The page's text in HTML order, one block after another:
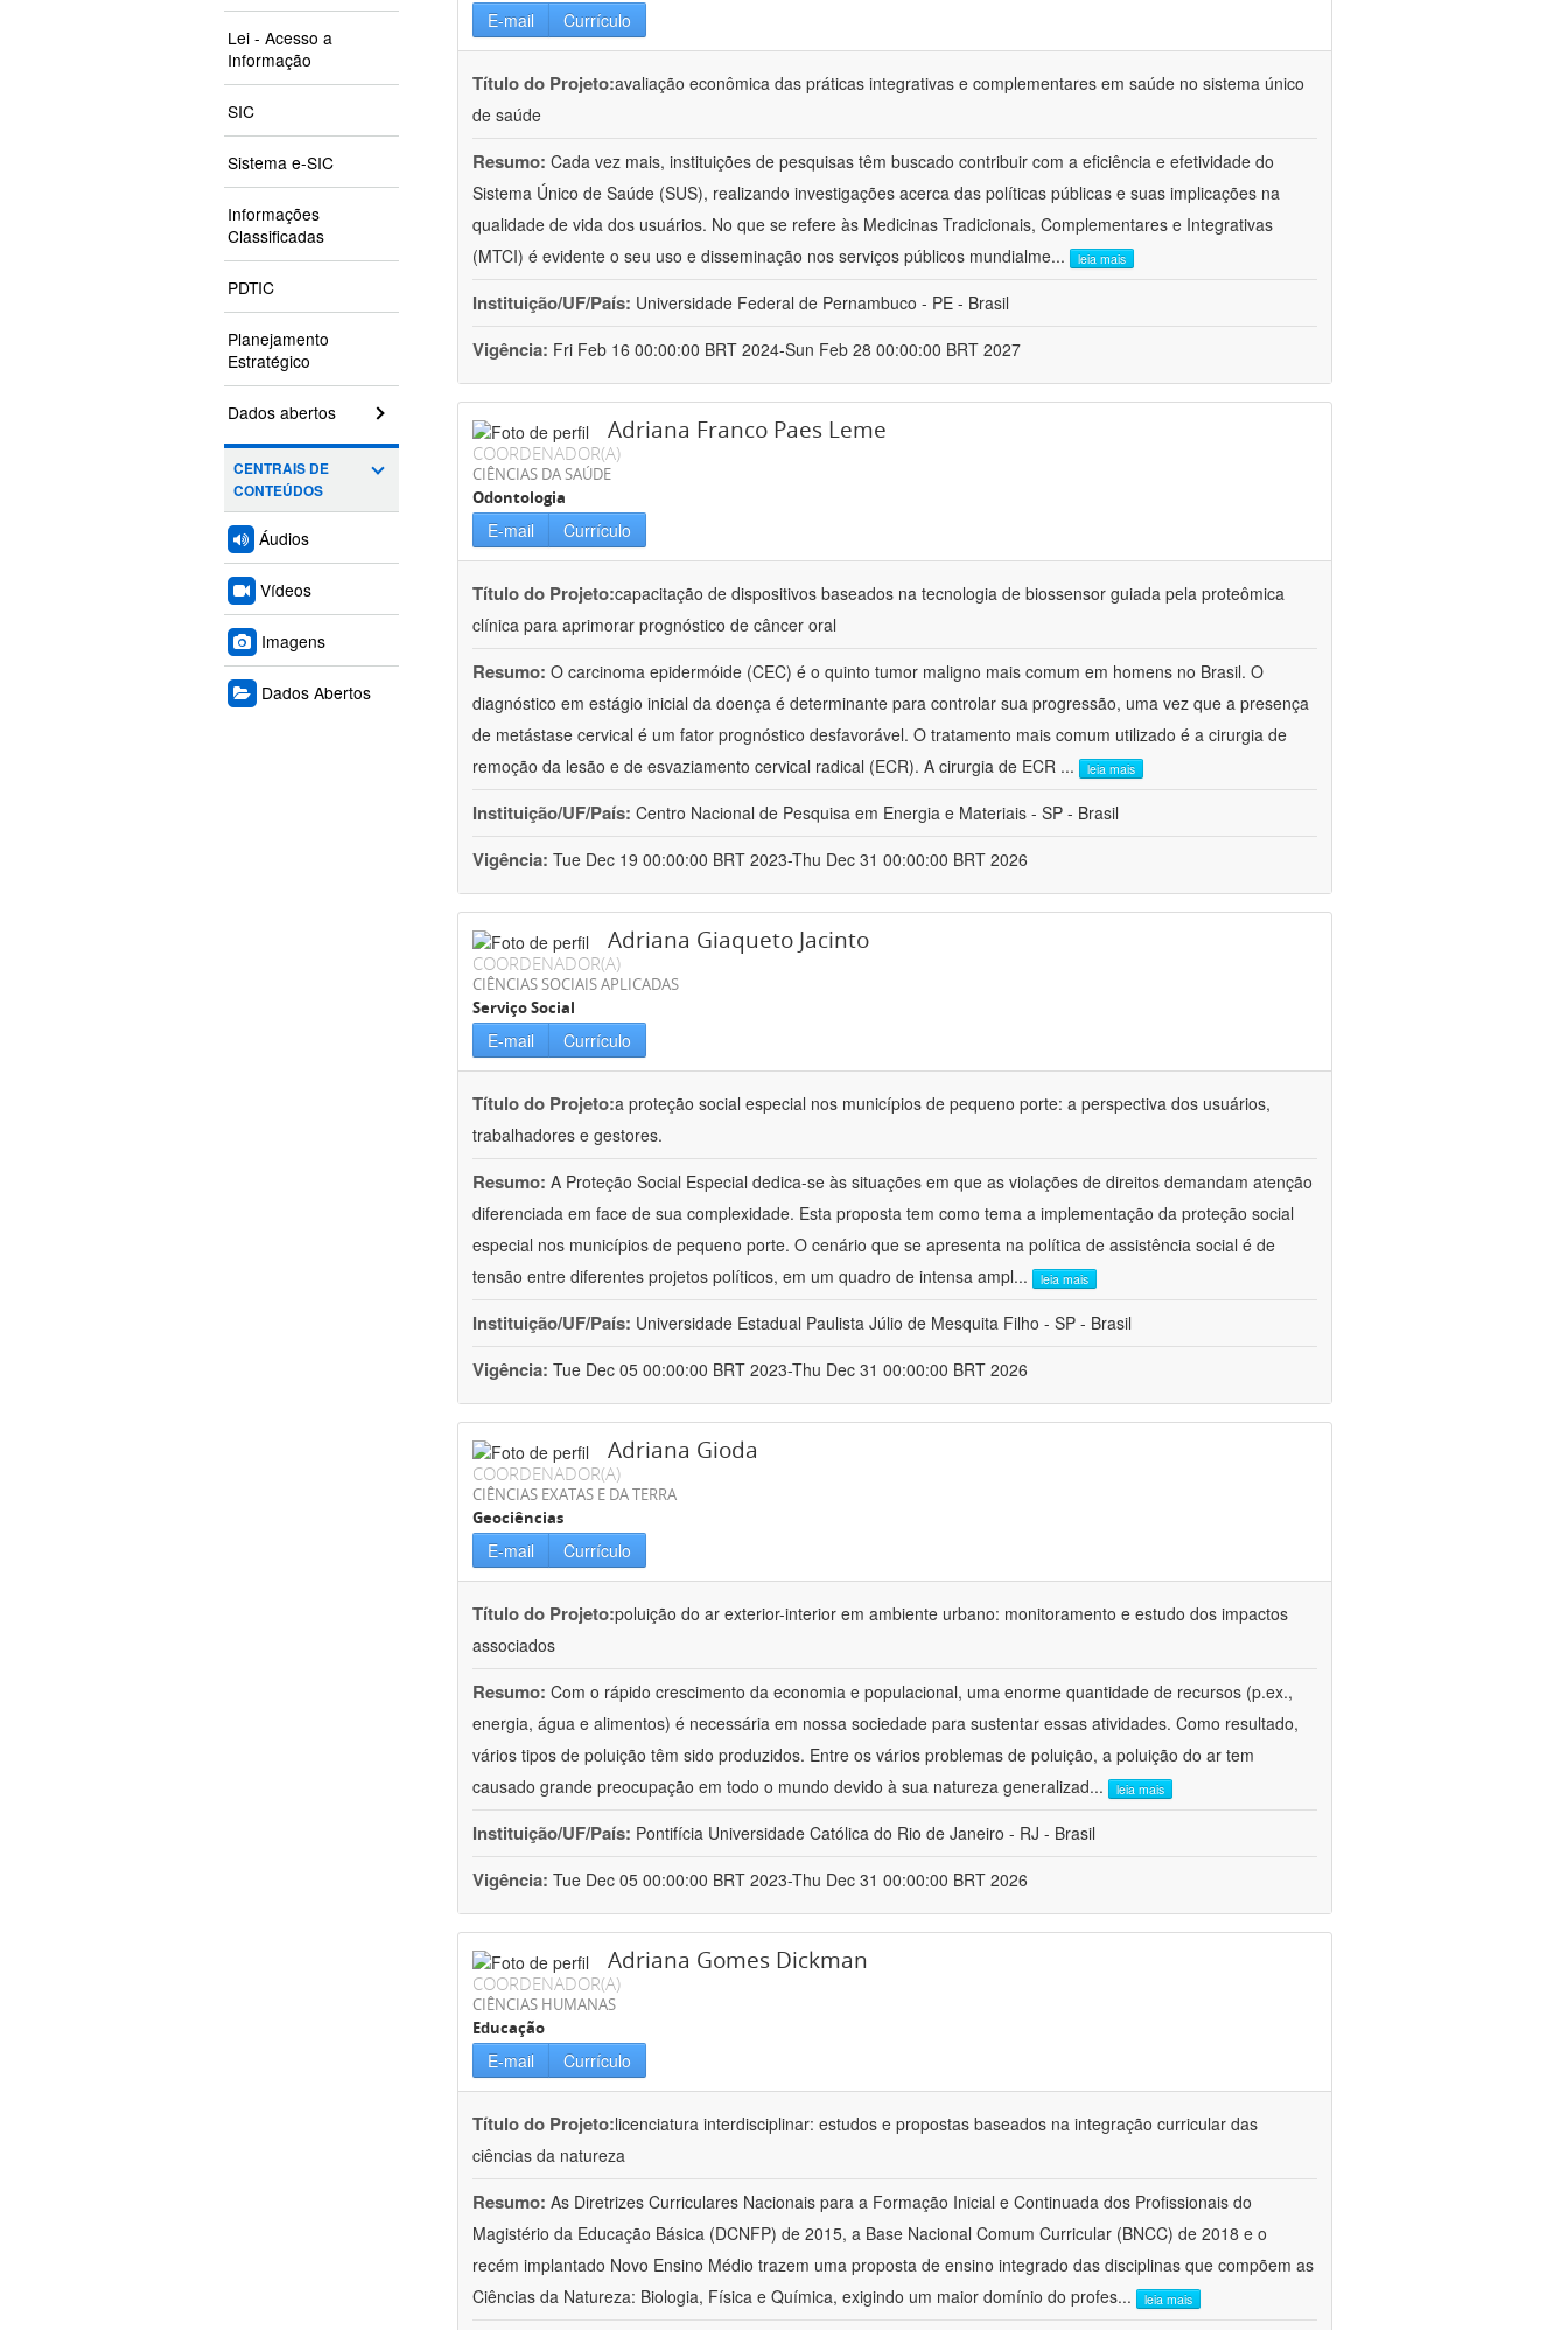
Lei - Acesso a
Informação
SIC
Sistema e-SIC
Informações
Classificadas
PDTIC
Planejamento
Estratégico
Dados abertos
CENTRAIS DE
CONTEÚDOS
Áudios
Vídeos
Imagens
Dados Abertos
E-mail Currículo
Título do Projeto:avaliação econômica das práticas integrativas e complementares em saúde no sistema único
de saúde
Resumo: Cada vez mais, instituições de pesquisas têm buscado contribuir com a eficiência e efetividade do
Sistema Único de Saúde (SUS), realizando investigações acerca das políticas públicas e suas implicações na
qualidade de vida dos usuários. No que se refere às Medicinas Tradicionais, Complementares e Integrativas
(MTCI) é evidente o seu uso e disseminação nos serviços públicos mundialme... leia mais
Instituição/UF/País: Universidade Federal de Pernambuco - PE - Brasil
Vigência: Fri Feb 16 00:00:00 BRT 2024-Sun Feb 28 00:00:00 BRT 2027
Adriana Franco Paes Leme
COORDENADOR(A)
CIÊNCIAS DA SAÚDE
Odontologia
E-mail Currículo
Título do Projeto:capacitação de dispositivos baseados na tecnologia de biossensor guiada pela proteômica
clínica para aprimorar prognóstico de câncer oral
Resumo: O carcinoma epidermóide (CEC) é o quinto tumor maligno mais comum em homens no Brasil. O
diagnóstico em estágio inicial da doença é determinante para controlar sua progressão, uma vez que a presença
de metástase cervical é um fator prognóstico desfavorável. O tratamento mais comum utilizado é a cirurgia de
remoção da lesão e de esvaziamento cervical radical (ECR). A cirurgia de ECR ... leia mais
Instituição/UF/País: Centro Nacional de Pesquisa em Energia e Materiais - SP - Brasil
Vigência: Tue Dec 19 00:00:00 BRT 2023-Thu Dec 31 00:00:00 BRT 2026
Adriana Giaqueto Jacinto
COORDENADOR(A)
CIÊNCIAS SOCIAIS APLICADAS
Serviço Social
E-mail Currículo
Título do Projeto:a proteção social especial nos municípios de pequeno porte: a perspectiva dos usuários,
trabalhadores e gestores.
Resumo: A Proteção Social Especial dedica-se às situações em que as violações de direitos demandam atenção
diferenciada em face de sua complexidade. Esta proposta tem como tema a implementação da proteção social
especial nos municípios de pequeno porte. O cenário que se apresenta na política de assistência social é de
tensão entre diferentes projetos políticos, em um quadro de intensa ampl... leia mais
Instituição/UF/País: Universidade Estadual Paulista Júlio de Mesquita Filho - SP - Brasil
Vigência: Tue Dec 05 00:00:00 BRT 2023-Thu Dec 31 00:00:00 BRT 2026
Adriana Gioda
COORDENADOR(A)
CIÊNCIAS EXATAS E DA TERRA
Geociências
E-mail Currículo
Título do Projeto:poluição do ar exterior-interior em ambiente urbano: monitoramento e estudo dos impactos
associados
Resumo: Com o rápido crescimento da economia e populacional, uma enorme quantidade de recursos (p.ex.,
energia, água e alimentos) é necessária em nossa sociedade para sustentar essas atividades. Como resultado,
vários tipos de poluição têm sido produzidos. Entre os vários problemas de poluição, a poluição do ar tem
causado grande preocupação em todo o mundo devido à sua natureza generalizad... leia mais
Instituição/UF/País: Pontifícia Universidade Católica do Rio de Janeiro - RJ - Brasil
Vigência: Tue Dec 05 00:00:00 BRT 2023-Thu Dec 31 00:00:00 BRT 2026
Adriana Gomes Dickman
COORDENADOR(A)
CIÊNCIAS HUMANAS
Educação
E-mail Currículo
Título do Projeto:licenciatura interdisciplinar: estudos e propostas baseados na integração curricular das
ciências da natureza
Resumo: As Diretrizes Curriculares Nacionais para a Formação Inicial e Continuada dos Profissionais do
Magistério da Educação Básica (DCNFP) de 2015, a Base Nacional Comum Curricular (BNCC) de 2018 e o
recém implantado Novo Ensino Médio trazem uma proposta de ensino integrado das disciplinas que compõem as
Ciências da Natureza: Biologia, Física e Química, exigindo um maior domínio do profes... leia mais